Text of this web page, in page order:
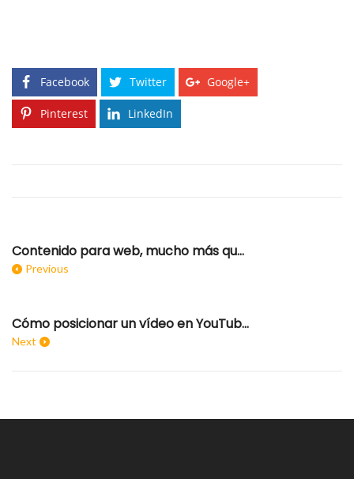
Facebook Twitter Google+
Pinterest LinkedIn
Contenido para web, mucho más que posicionamiento
Previous
Cómo posicionar un vídeo en YouTube con técnicas SEO
Next